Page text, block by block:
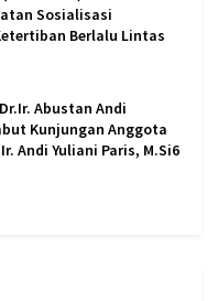
Sosialisasi
Berlalu Lintas
Abustan Andi
Kunjungan Anggota
Andi Yuliani Paris, M.Si6